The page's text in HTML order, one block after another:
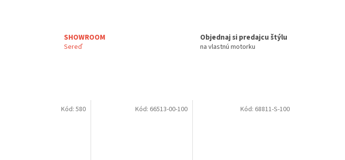
SHOWROOM
Sereď
Objednaj si predajcu štýlu
na vlastnú motorku
Kód: 580 Kód: 66513-00-100 Kód: 68811-S-100